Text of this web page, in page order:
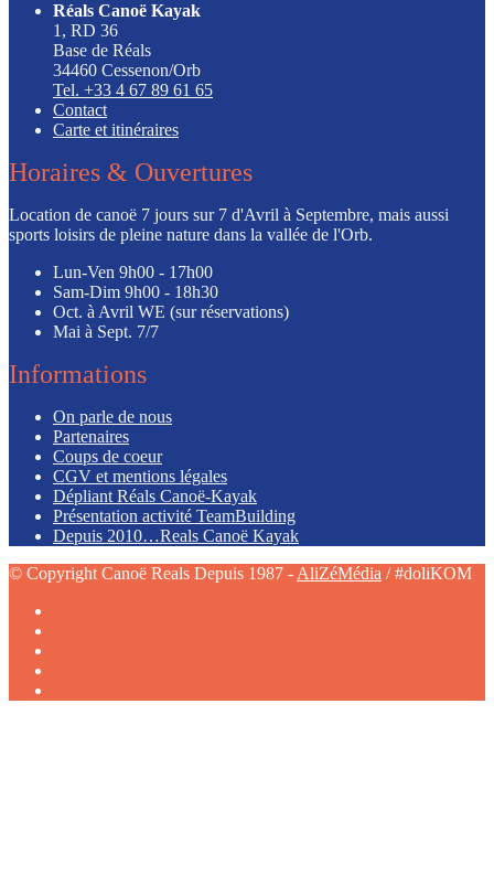
Réals Canoë Kayak
1, RD 36
Base de Réals
34460 Cessenon/Orb
Tel. +33 4 67 89 61 65
Contact
Carte et itinéraires
Horaires & Ouvertures
Location de canoë 7 jours sur 7 d'Avril à Septembre, mais aussi
sports loisirs de pleine nature dans la vallée de l'Orb.
Lun-Ven 9h00 - 17h00
Sam-Dim 9h00 - 18h30
Oct. à Avril WE (sur réservations)
Mai à Sept. 7/7
Informations
On parle de nous
Partenaires
Coups de coeur
CGV et mentions légales
Dépliant Réals Canoë-Kayak
Présentation activité TeamBuilding
Depuis 2010…Reals Canoë Kayak
© Copyright Canoë Reals Depuis 1987 -AliZéMédia / #doliKOM